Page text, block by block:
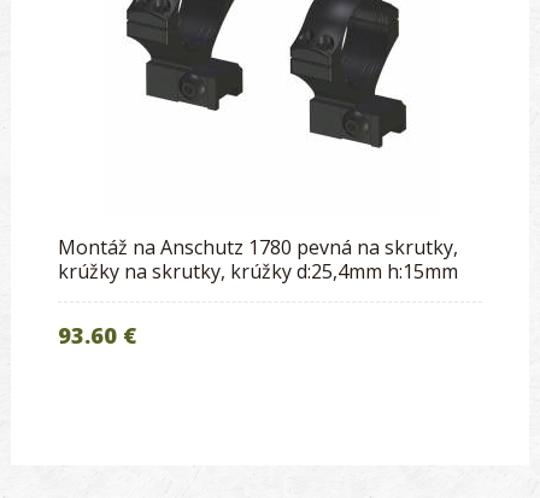
Montáž na Anschutz 1780 pevná na skrutky,
krúžky na skrutky, krúžky d:25,4mm h:15mm
93.60 €